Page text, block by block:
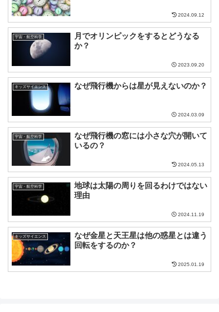
2024.09.12
宇宙・航空科学
月でオリンピックをするとどうなる
か？
2023.09.20
キッズサイエンス なぜ飛行機からは星が見えないのか？
2024.03.09
宇宙・航空科学
なぜ飛行機の窓には小さな穴が開いて
いるの？
2024.05.13
宇宙・航空科学
地球は太陽の周りを回るわけではない
理由
2024.11.19
キッズサイエンス
なぜ金星と天王星は他の惑星とは違う
回転をするのか？
2025.01.19